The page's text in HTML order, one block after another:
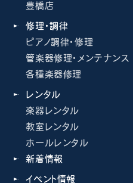
豊橋店
修理・調律
ピアノ調律・修理
管楽器修理・メンテナンス
各種楽器修理
レンタル
楽器レンタル
教室レンタル
ホールレンタル
新着情報
イベント情報